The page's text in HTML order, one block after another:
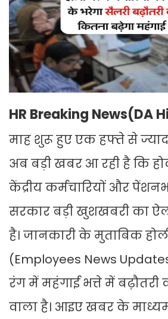
HR Breaking News(DA
माह शुरू हुए एक हफ्ते से
अब बड़ी खबर आ रही है कि
केंद्रीय कर्मचारियों और
सरकार बड़ी खुशखबरी का
है। जानकारी के मुताबिक
(Employees News
रंग में महंगाई भत्ते में
वाला है। आइए खबर के